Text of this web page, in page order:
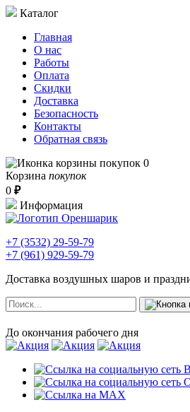
Каталог
Главная
О нас
Работы
Оплата
Скидки
Доставка
Безопасность
Контакты
Обратная связь
0
Корзина покупок
0 ₽
Информация
+7 (3532) 29-59-79
+7 (961) 929-59-79
Доставка воздушных шаров и
До окончания рабочего дня